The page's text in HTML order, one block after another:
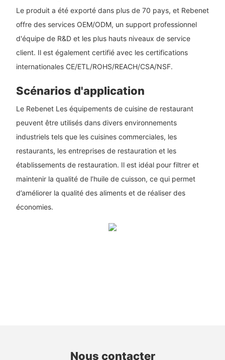
Le produit a été exporté dans plus de 70 pays, et Rebenet
offre des services OEM/ODM, un support professionnel
d'équipe de R&D et les plus hauts niveaux de service
client. Il est également certifié avec les certifications
internationales CE/ETL/ROHS/REACH/CSA/NSF.
Scénarios d'application
Le Rebenet Les équipements de cuisine de restaurant
peuvent être utilisés dans divers environnements
industriels tels que les cuisines commerciales, les
restaurants, les entreprises de restauration et les
établissements de restauration. Il est idéal pour filtrer et
maintenir la qualité de l’huile de cuisson, ce qui permet
d’améliorer la qualité des aliments et de réaliser des
économies.
Nous contacter